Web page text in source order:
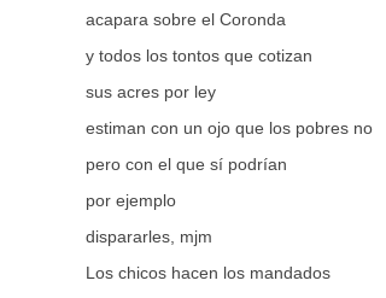
acapara sobre el Coronda
y todos los tontos que cotizan
sus acres por ley
estiman con un ojo que los pobres no
pero con el que sí podrían
por ejemplo
dispararles, mjm
Los chicos hacen los mandados